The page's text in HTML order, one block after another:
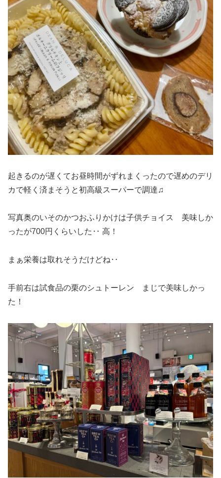
起きるのが遅くてお昼時間がずれまくったので遅めのデリ
カで軽く済まそうと初高級スーパーで調達♫
写真奥のいそのかつおふりかけは子供チョイス 美味しか
ったが700円くらいした‥ 高！
まぁ栄養は取れそうだけどね‥
手前右は試食品の栗のシュトーレン まじで美味しかっ
た！